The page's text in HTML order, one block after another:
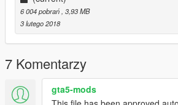
6 004 pobrań , 3,93 MB
3 lutego 2018
7 Komentarzy
gta5-mods